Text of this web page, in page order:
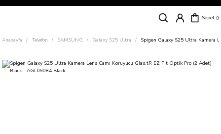
Siparişleriniz
Süper İndirimli Fiyatlar
Sepet
Anasayfa Telefon SAMSUNG Galaxy S25 Ultra Spigen Galaxy S25 Ultra Kamera